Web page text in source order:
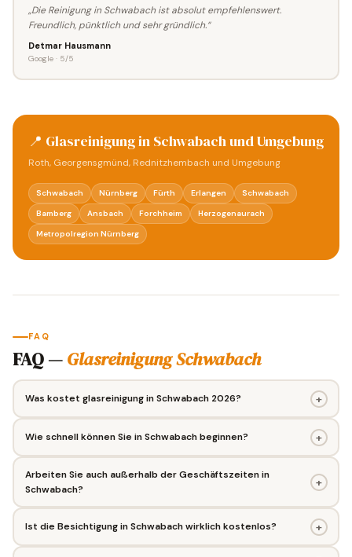
„Die Reinigung in Schwabach ist absolut empfehlenswert.
Freundlich, pünktlich und sehr gründlich.“
Detmar Hausmann
Google · 5/5
📍 Glasreinigung in Schwabach und Umgebung
Roth, Georgensgmünd, Rednitzhembach und Umgebung
Schwabach Nürnberg Fürth Erlangen
Schwabach
Bamberg
Ansbach Forchheim
Herzogenaurach
Metropolregion Nürnberg
FAQ
FAQ —Glasreinigung Schwabach
Was kostet glasreinigung in Schwabach 2026? +
Wie schnell können Sie in Schwabach beginnen? +
Arbeiten Sie auch außerhalb der Geschäftszeiten in
Schwabach?
+
Ist die Besichtigung in Schwabach wirklich kostenlos? +